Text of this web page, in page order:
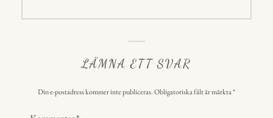
LÄMNA ETT SVAR
Din e-postadress kommer inte publiceras.Obligatoriska fält är märkta*